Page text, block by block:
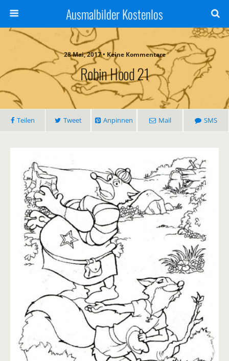
Ausmalbilder Kostenlos
28 Mai, 2017 • Keine Kommentare
Robin Hood 21
Teilen Tweet Anpinnen Mail SMS